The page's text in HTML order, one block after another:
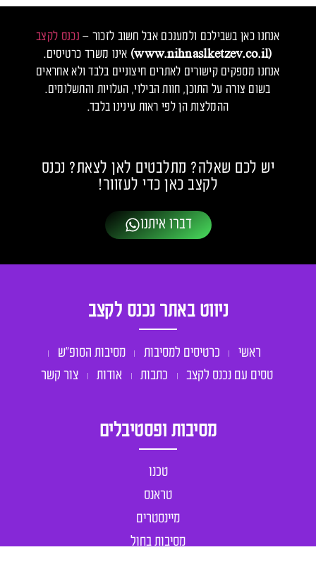
אנחנו כאן בשבילכם ולמענכם אבל חשוב לזכור – נכנס לקצב
(www.nihnaslketzev.co.il)
אינו משרד כרטיסים.
אנחנו מספקים קישורים לאתרים חיצוניים בלבד ולא אחראים
בשום צורה על התוכן, חוות הבילוי, העלויות והתשלומים.
ההמלצות הן לפי ראות עינינו בלבד.
יש לכם שאלה? מתלבטים לאן לצאת? נכנס
לקצב כאן כדי לעזוור!
דברו איתנו
מסיבות ופסטיבלים
טכנו
טראנס
מיינסטרים
מסיבות בחול
ניווט באתר נכנס לקצב
ראשי כרטיסים למסיבות
מסיבות הסופ״ש
טסים עם נכנס לקצב
כתבות אודות צור קשר